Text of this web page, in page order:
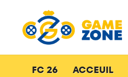
FC 26 ACCEUIL